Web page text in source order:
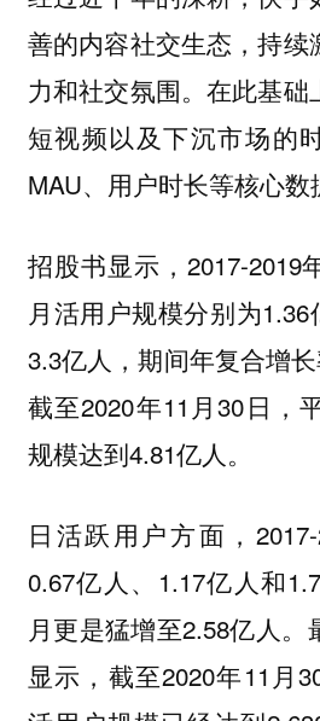
善的内容社交生态，持续
力和社交氛围。在此基础
短视频以及下沉市场的
MAU、用户时长等核心数
招股书显示，2017-2019
月活用户规模分别为
3.3亿人，期间年复合增长
截至2020年11月30日，
规模达到4.81亿人。
日活跃用户方面，
0.67亿人、1.17亿人和
月更是猛增至2.58亿人
显示，截至2020年11月